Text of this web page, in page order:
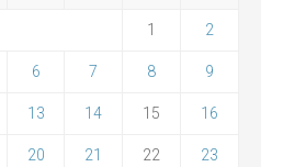
1 2
6 7 8 9
13 14 15 16
20 21 22 23